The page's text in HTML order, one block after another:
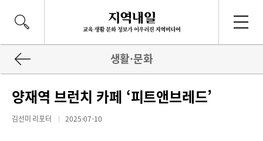
생활·문화
양재역 브런치 카페 ‘피트앤브레드’
김선미 리포터 2025-07-10